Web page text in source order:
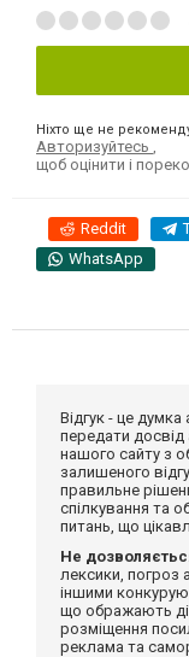
Ніхто ще не
Авторизуйтесь
щоб оцінити і
Reddit
WhatsApp
Відгук - це
передати
нашого сайту з
залишеного
правильне
спілкування та
питань, що
Не
лексики, погроз
іншими
що ображають
розміщення
реклама та